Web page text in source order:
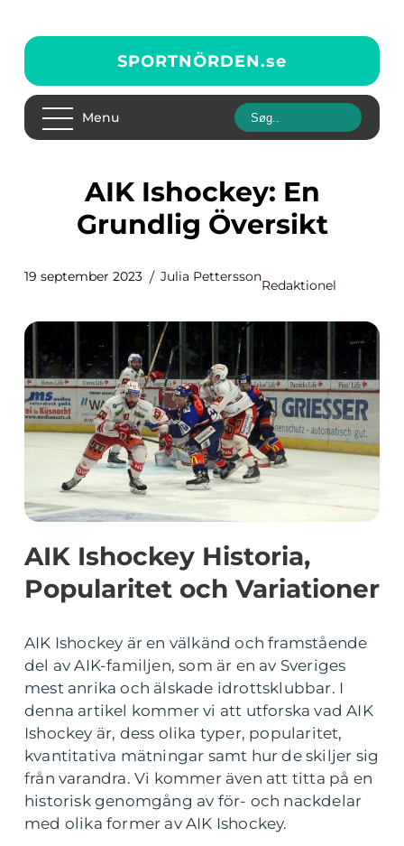
SPORTNÖRDEN.se
Menu
AIK Ishockey: En
Grundlig Översikt
19 september 2023 Julia Pettersson
Redaktionel
AIK Ishockey Historia,
Popularitet och Variationer
AIK Ishockey är en välkänd och framstående
del av AIK-familjen, som är en av Sveriges
mest anrika och älskade idrottsklubbar. I
denna artikel kommer vi att utforska vad AIK
Ishockey är, dess olika typer, popularitet,
kvantitativa mätningar samt hur de skiljer sig
från varandra. Vi kommer även att titta på en
historisk genomgång av för- och nackdelar
med olika former av AIK Ishockey.